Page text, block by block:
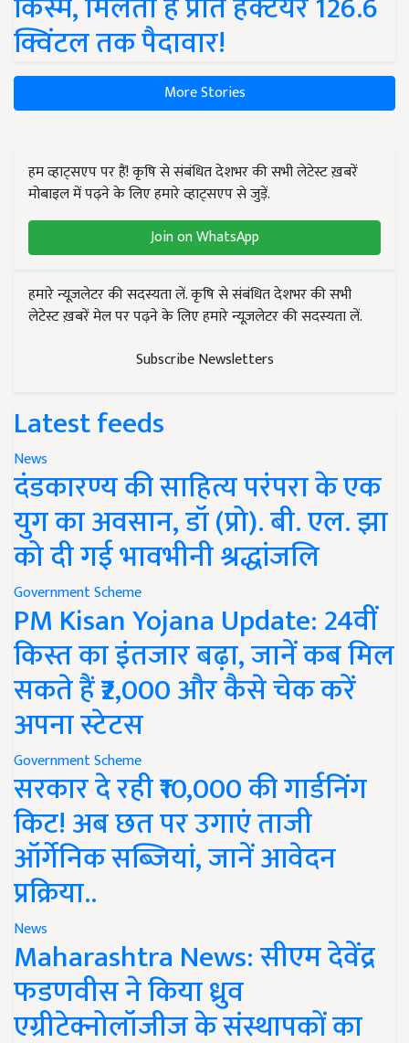
क्विंटल तक पैदावार!
More Stories
हम व्हाट्सएप पर हैं! कृषि से संबंधित देशभर की सभी लेटेस्ट ख़बरें
मोबाइल में पढ़ने के लिए हमारे व्हाट्सएप से जुड़ें.
Join on WhatsApp
हमारे न्यूज़लेटर की सदस्यता लें. कृषि से संबंधित देशभर की सभी
लेटेस्ट ख़बरें मेल पर पढ़ने के लिए हमारे न्यूज़लेटर की सदस्यता लें.
Subscribe Newsletters
Latest feeds
News
दंडकारण्य की साहित्य परंपरा के एक
युग का अवसान, डॉ (प्रो). बी. एल. झा
को दी गई भावभीनी श्रद्धांजलि
Government Scheme
PM Kisan Yojana Update: 24वीं
किस्त का इंतजार बढ़ा, जानें कब मिल
सकते हैं ₹2,000 और कैसे चेक करें
अपना स्टेटस
Government Scheme
सरकार दे रही ₹10,000 की गार्डनिंग
किट! अब छत पर उगाएं ताजी
ऑर्गेनिक सब्जियां, जानें आवेदन
प्रक्रिया..
News
Maharashtra News: सीएम देवेंद्र
फडणवीस ने किया ध्रुव
एग्रीटेक्नोलॉजीज के संस्थापकों का